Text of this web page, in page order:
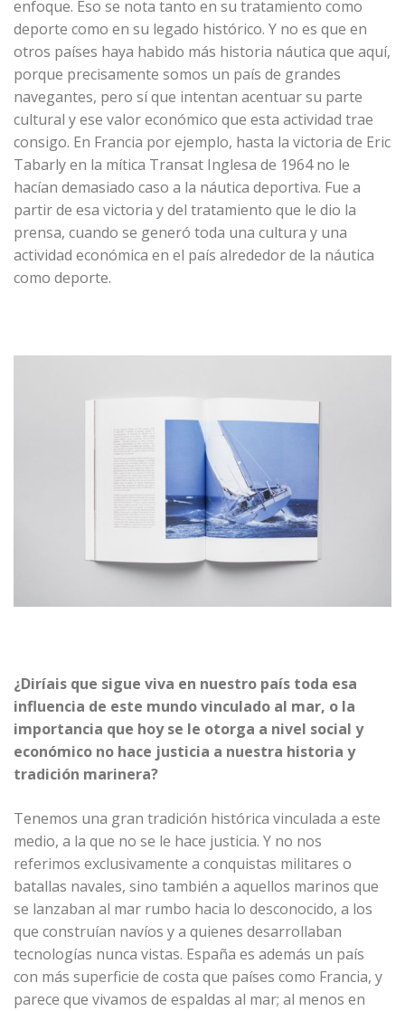
enfoque. Eso se nota tanto en su tratamiento como
deporte como en su legado histórico. Y no es que en
otros países haya habido más historia náutica que aquí,
porque precisamente somos un país de grandes
navegantes, pero sí que intentan acentuar su parte
cultural y ese valor económico que esta actividad trae
consigo. En Francia por ejemplo, hasta la victoria de Eric
Tabarly en la mítica Transat Inglesa de 1964 no le
hacían demasiado caso a la náutica deportiva. Fue a
partir de esa victoria y del tratamiento que le dio la
prensa, cuando se generó toda una cultura y una
actividad económica en el país alrededor de la náutica
como deporte.
¿Diríais que sigue viva en nuestro país toda esa
influencia de este mundo vinculado al mar, o la
importancia que hoy se le otorga a nivel social y
económico no hace justicia a nuestra historia y
tradición marinera?
Tenemos una gran tradición histórica vinculada a este
medio, a la que no se le hace justicia. Y no nos
referimos exclusivamente a conquistas militares o
batallas navales, sino también a aquellos marinos que
se lanzaban al mar rumbo hacia lo desconocido, a los
que construían navíos y a quienes desarrollaban
tecnologías nunca vistas. España es además un país
con más superficie de costa que países como Francia, y
parece que vivamos de espaldas al mar; al menos en